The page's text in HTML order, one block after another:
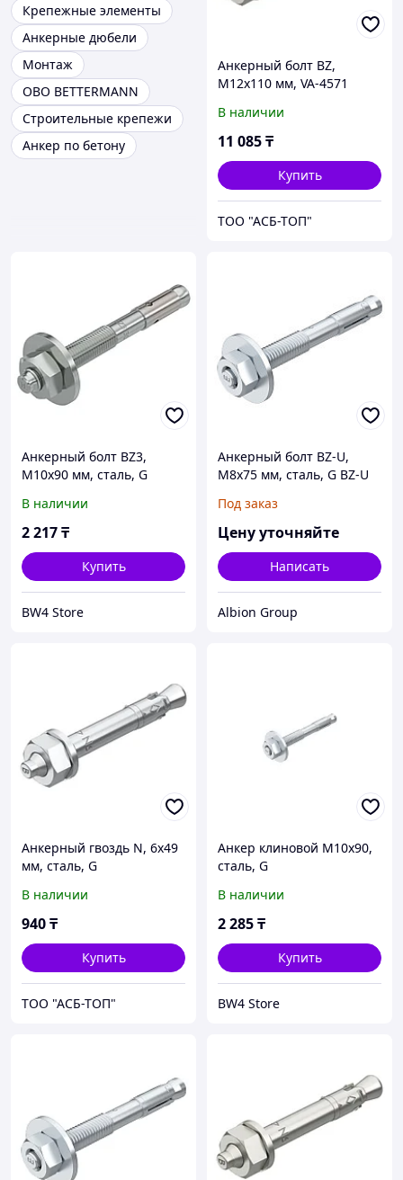
Крепежные элементы
Анкерные дюбели
Монтаж
OBO BETTERMANN
Строительные крепежи
Анкер по бетону
Анкерный болт BZ,
M12x110 мм, VA-4571
В наличии
11 085₸
Купить
ТОО "АСБ-ТОП"
Анкерный болт BZ3,
M10x90 мм, сталь, G
В наличии
2 217₸
Купить
BW4 Store
Анкерный болт BZ-U,
M8x75 мм, сталь, G BZ-U
Под заказ
Цену уточняйте
Написать
Albion Group
Анкерный гвоздь N, 6x49
мм, сталь, G
В наличии
940₸
Купить
ТОО "АСБ-ТОП"
Анкер клиновой М10х90,
сталь, G
В наличии
2 285₸
Купить
BW4 Store